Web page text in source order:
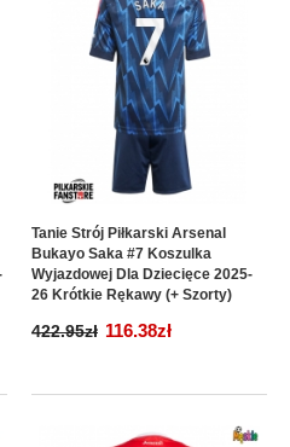
Tanie Strój Piłkarski Arsenal
Bukayo Saka #7 Koszulka
Wyjazdowej Dla Dziecięce 2025-
26 Krótkie Rękawy (+ Szorty)
422.95zł 116.38zł